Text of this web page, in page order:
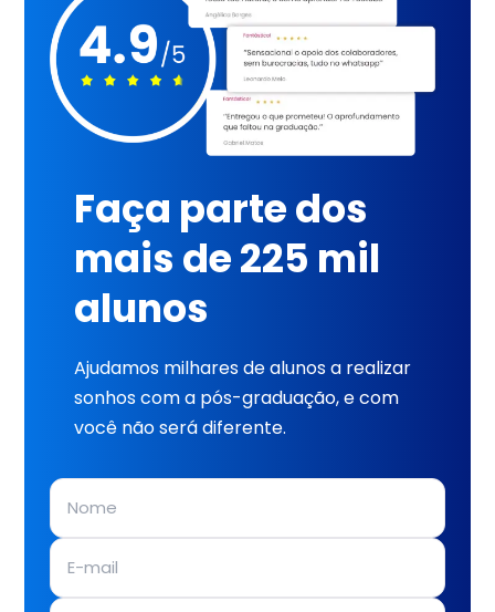
Faça parte dos
mais de 225 mil
alunos
Ajudamos milhares de alunos a realizar
sonhos com a pós-graduação, e com
você não será diferente.